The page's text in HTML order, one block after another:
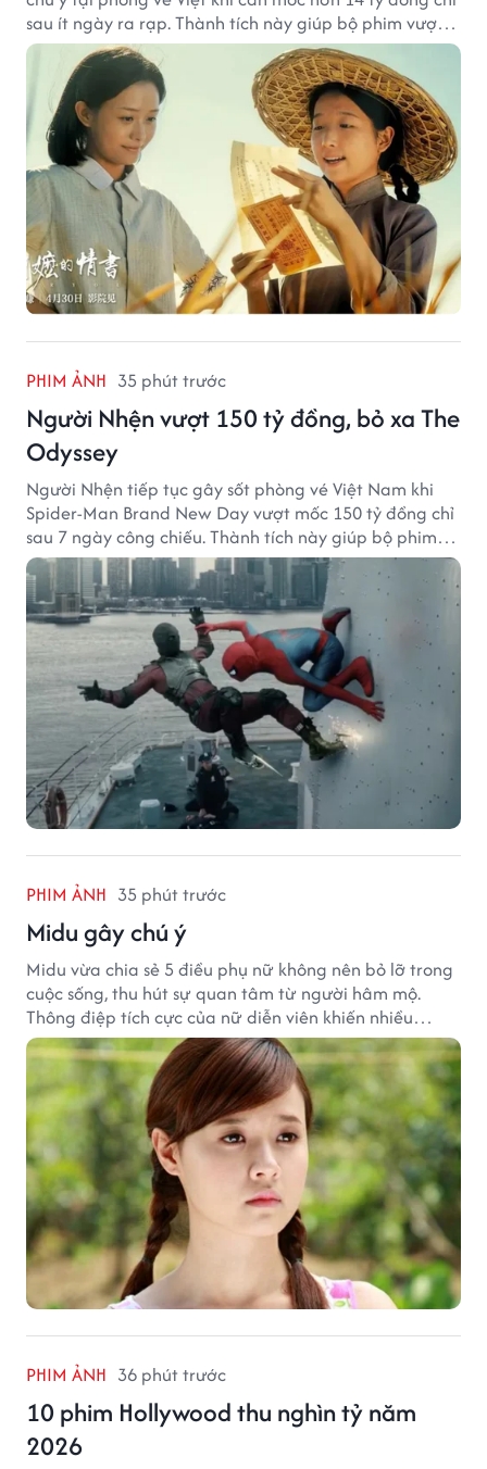
sau ít ngày ra rạp. Thành tích này giúp bộ phim vượt
kỳ vọng ban đầu và duy trì sức hút giữa cuộc cạnh
tranh của nhiều tác phẩm lớn.
PHIM ẢNH 35 phút trước
Người Nhện vượt 150 tỷ đồng, bỏ xa The
Odyssey
Người Nhện tiếp tục gây sốt phòng vé Việt Nam khi
Spider-Man Brand New Day vượt mốc 150 tỷ đồng chỉ
sau 7 ngày công chiếu. Thành tích này giúp bộ phim
của Tom Holland tạo khoảng cách đáng kể với The
Odyssey trên đường đua doanh thu.
PHIM ẢNH 35 phút trước
Midu gây chú ý
Midu vừa chia sẻ 5 điều phụ nữ không nên bỏ lỡ trong
cuộc sống, thu hút sự quan tâm từ người hâm mộ.
Thông điệp tích cực của nữ diễn viên khiến nhiều
người đồng cảm khi nhìn lại hành trình sự nghiệp và
hạnh phúc hiện tại của cô.
PHIM ẢNH 36 phút trước
10 phim Hollywood thu nghìn tỷ năm
2026